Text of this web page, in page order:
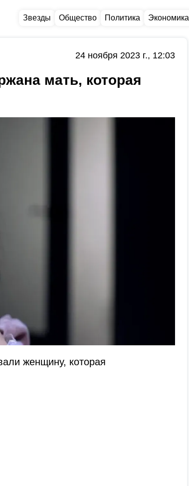
Звезды Общество Политика Экономика
24 ноября 2023 г., 12:03
мать, которая
женщину, которая